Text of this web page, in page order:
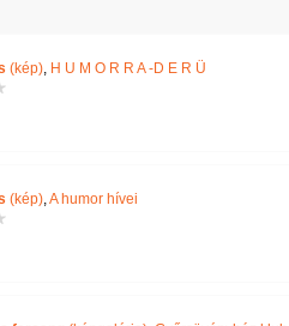
(kép), H U M O R R A -D E R Ü
(kép),A humor hívei